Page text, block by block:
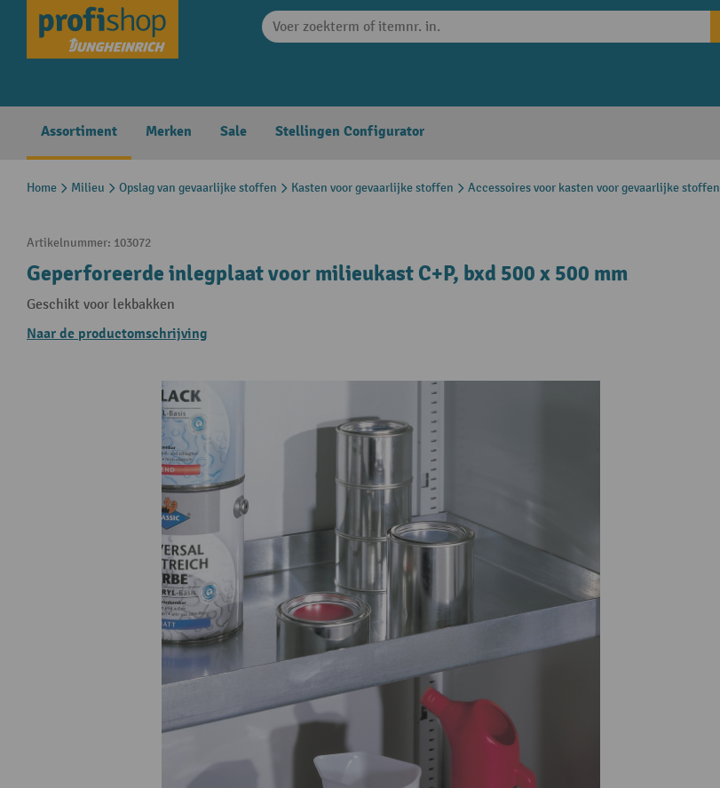
Skip to main navigation
Assortiment Merken Sale Stellingen Configurator
Home Milieu Opslag van gevaarlijke stoffen Kasten voor gevaarlijke stoffen Accessoires voor kasten voor gevaarlijke stoffen
Artikelnummer: 103072
Geperforeerde inlegplaat voor milieukast C+P, bxd 500 x 500 mm
Geschikt voor lekbakken
Naar de productomschrijving